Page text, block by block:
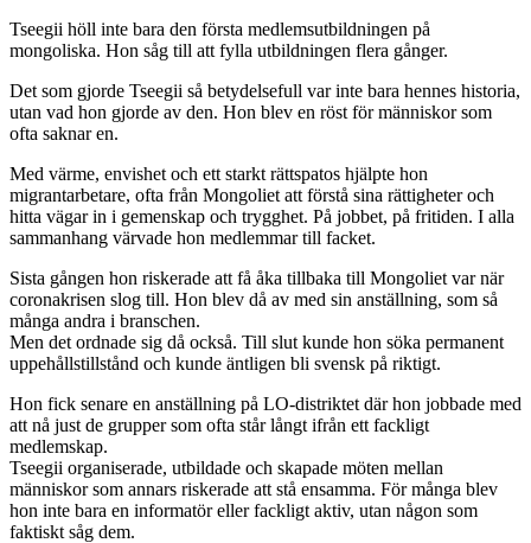
Tseegii höll inte bara den första medlemsutbildningen på
mongoliska. Hon såg till att fylla utbildningen flera gånger.
Det som gjorde Tseegii så betydelsefull var inte bara hennes historia,
utan vad hon gjorde av den. Hon blev en röst för människor som
ofta saknar en.
Med värme, envishet och ett starkt rättspatos hjälpte hon
migrantarbetare, ofta från Mongoliet att förstå sina rättigheter och
hitta vägar in i gemenskap och trygghet. På jobbet, på fritiden. I alla
sammanhang värvade hon medlemmar till facket.
Sista gången hon riskerade att få åka tillbaka till Mongoliet var när
coronakrisen slog till. Hon blev då av med sin anställning, som så
många andra i branschen.
Men det ordnade sig då också. Till slut kunde hon söka permanent
uppehållstillstånd och kunde äntligen bli svensk på riktigt.
Hon fick senare en anställning på LO-distriktet där hon jobbade med
att nå just de grupper som ofta står långt ifrån ett fackligt
medlemskap.
Tseegii organiserade, utbildade och skapade möten mellan
människor som annars riskerade att stå ensamma. För många blev
hon inte bara en informatör eller fackligt aktiv, utan någon som
faktiskt såg dem.